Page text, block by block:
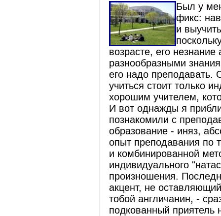
Был у
фикс:
и
возрасте, его незнание
разнообразными
его надо преподавать.
учиться стоит только
хорошим учителем,
И вот однажды я
познакомили с
образование - иняз,
опыт преподавания по
и комбинированной
индивидуального
произношения.
акцент, не
тобой англичанин, -
подкованный приятель